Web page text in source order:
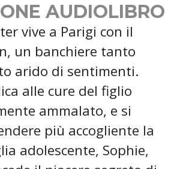
AUDIOLIBRO
vive a Parigi con il
un banchiere tanto
arido di sentimenti.
alle cure del figlio
ammalato, e si
più accogliente la
adolescente, Sophie,